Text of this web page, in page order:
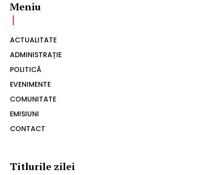
Meniu
ACTUALITATE
ADMINISTRAȚIE
POLITICĂ
EVENIMENTE
COMUNITATE
EMISIUNI
CONTACT
Titlurile zilei